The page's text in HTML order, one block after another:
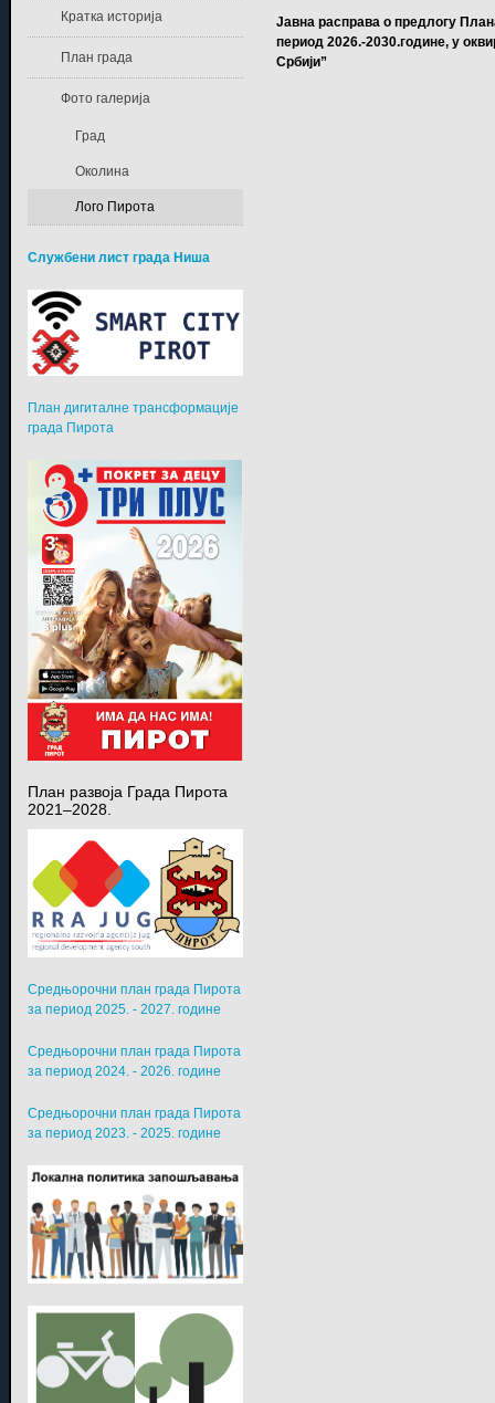
Јавна расправа о предлогу
период 2026.-2030.године, у
Србији”
Кратка историја
План града
Фото галерија
Град
Околина
Лого Пирота
Службени лист града Ниша
План дигиталне трансформације
града Пирота
План развоја Града Пирота
2021–2028.
Средњорочни план града Пирота
за период 2025. - 2027. године
Средњорочни план града Пирота
за период 2024. - 2026. године
Средњорочни план града Пирота
за период 2023. - 2025. године